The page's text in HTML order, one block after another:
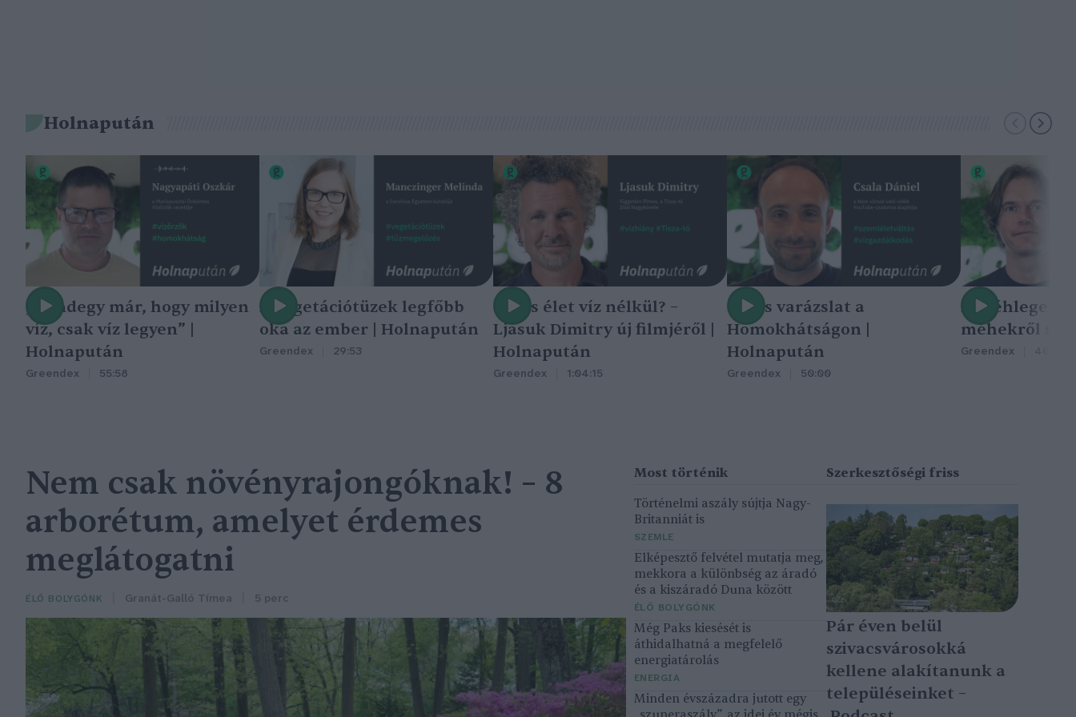
Holnapután
„Mindegy már, hogy milyen
víz, csak víz legyen” |
Holnapután
Greendex 55:58
A vegetációtüzek legfőbb
oka az ember | Holnapután
Greendex 29:53
Nincs élet víz nélkül? –
Ljasuk Dimitry új filmjéről |
Holnapután
Greendex 1:04:15
Nincs varázslat a
Homokhátságon |
Holnapután
Greendex 50:00
A méhlegelő
méhekről
Greendex
Nem csak növényrajongóknak! – 8
arborétum, amelyet érdemes
meglátogatni
ÉLŐ BOLYGÓNK Granát-Galló Tímea 5 perc
Történelmi aszály sújtja Nagy-
Britanniát is
SZEMLE
Elképesztő felvétel mutatja meg,
mekkora a különbség az áradó
és a kiszáradó Duna között
ÉLŐ BOLYGÓNK
Még Paks kiesését is
áthidalhatná a megfelelő
energiatárolás
ENERGIA
Minden évszázadra jutott egy
Pár éven belül
szivacsvárosokká
kellene alakítanunk a
településeinket –